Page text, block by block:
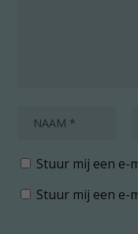
Stuur mij een e-
Stuur mij een e-